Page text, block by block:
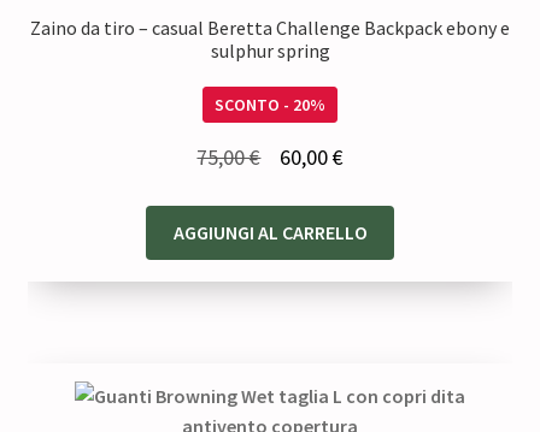
Zaino da tiro – casual Beretta Challenge Backpack ebony e
sulphur spring
SCONTO - 20%
75,00€
originale
era:
60,00€Il
attuale
è:
AGGIUNGI AL CARRELLO